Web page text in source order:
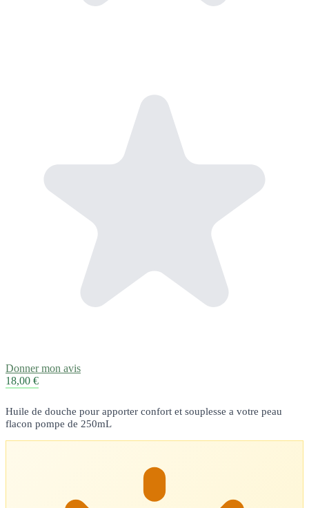
Donner mon avis
18,00 €
Huile de douche pour apporter confort et souplesse a votre peau
flacon pompe de 250mL